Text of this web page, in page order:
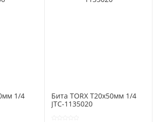
1/4
Бита TORX Т20х50мм 1/4
JTC-1135020